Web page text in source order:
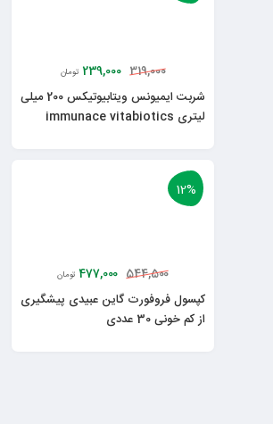
319,000
239,000 تومان
شربت ایمیونس ویتابیوتیکس 200 میلی
لیتری immunace vitabiotics
12%
544,500
477,000 تومان
کپسول فروفورت گاین عبیدی پیشگیری
از کم خونی 30 عددی